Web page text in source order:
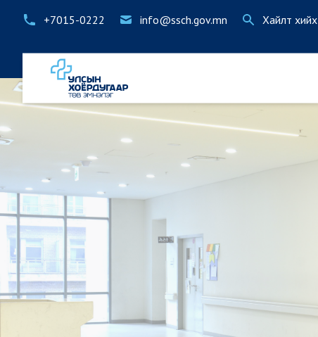
+7015-0222 info@ssch.gov.mn Хайлт хийх